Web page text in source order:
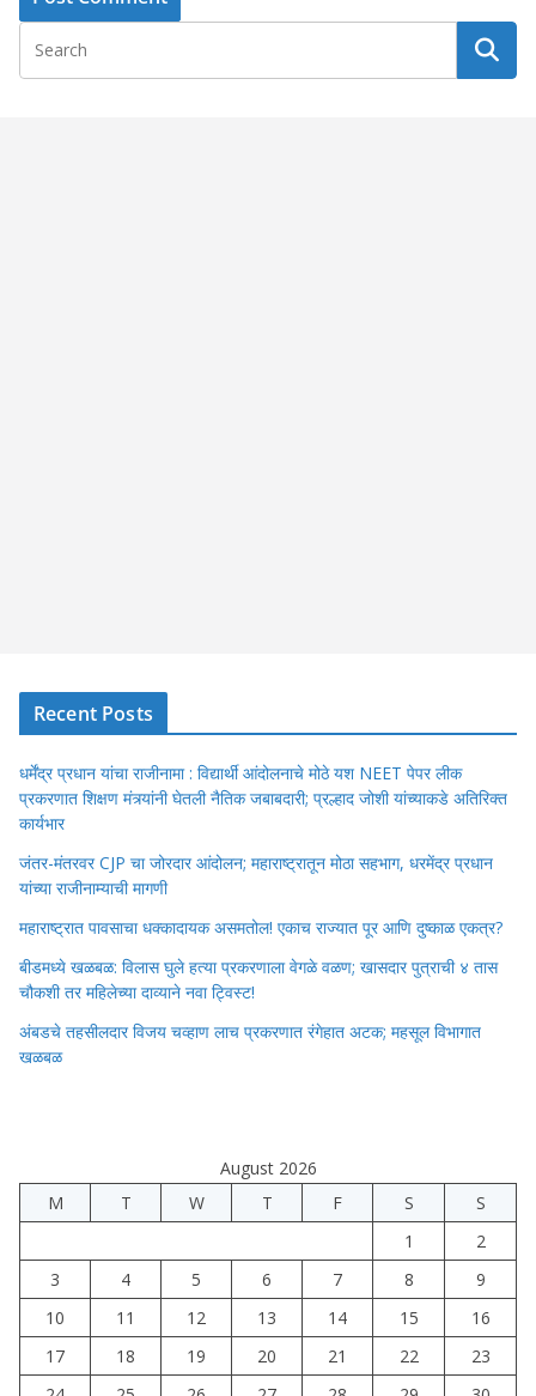
Recent Posts
धर्मेंद्र प्रधान यांचा राजीनामा : विद्यार्थी आंदोलनाचे मोठे यश NEET पेपर लीक
प्रकरणात शिक्षण मंत्र्यांनी घेतली नैतिक जबाबदारी; प्रल्हाद जोशी यांच्याकडे अतिरिक्त
कार्यभार
जंतर-मंतरवर CJP चा जोरदार आंदोलन; महाराष्ट्रातून मोठा सहभाग, धरमेंद्र प्रधान
यांच्या राजीनाम्याची मागणी
महाराष्ट्रात पावसाचा धक्कादायक असमतोल! एकाच राज्यात पूर आणि दुष्काळ एकत्र?
बीडमध्ये खळबळ: विलास घुले हत्या प्रकरणाला वेगळे वळण; खासदार पुत्राची ४ तास
चौकशी तर महिलेच्या दाव्याने नवा ट्विस्ट!
अंबडचे तहसीलदार विजय चव्हाण लाच प्रकरणात रंगेहात अटक; महसूल विभागात
खळबळ
August 2026
M
T W T F S
S
1
2
3
4 5 6 7 8
9
10
11 12 13 14 15
16
17
18 19 20 21 22
23